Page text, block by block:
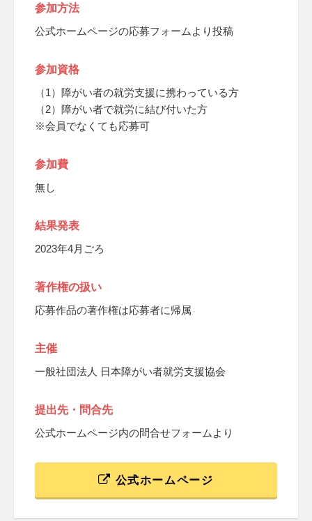
参加方法
公式ホームページの応募フォームより投稿
参加資格
（1）障がい者の就労支援に携わっている方
（2）障がい者で就労に結び付いた方
※会員でなくても応募可
参加費
無し
結果発表
2023年4月ごろ
著作権の扱い
応募作品の著作権は応募者に帰属
主催
一般社団法人 日本障がい者就労支援協会
提出先・問合先
公式ホームページ内の問合せフォームより
公式ホームページ